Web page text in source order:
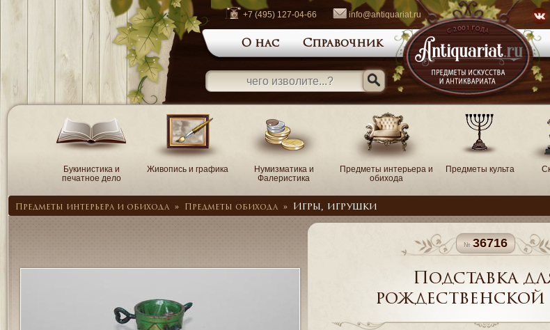
+7 (495) 127-04-66 info@antiquariat.ru
О нас Справочник
Букинистика и
печатное дело
Живопись и графика
Нумизматика и
Фалеристика
Предметы интерьера и
обихода
Предметы культа
Предметы интерьера и обихода » Предметы обихода » Игры, игрушки
36716
Подставка
рождественской